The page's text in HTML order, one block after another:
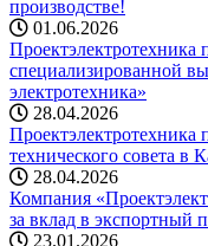
производстве!
01.06.2026
Проектэлектротехника
специализированной
электротехника»
28.04.2026
Проектэлектротехника
технического совета в
28.04.2026
Компания
за вклад в экспортный
23.01.2026